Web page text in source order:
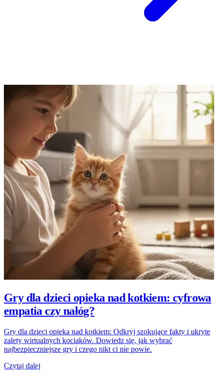
Gry dla dzieci opieka nad kotkiem: cyfrowa
empatia czy nałóg?
Gry dla dzieci opieka nad kotkiem: Odkryj szokujące fakty i ukryte
zalety wirtualnych kociaków. Dowiedz się, jak wybrać
najbezpieczniejsze gry i czego nikt ci nie powie.
Czytaj dalej